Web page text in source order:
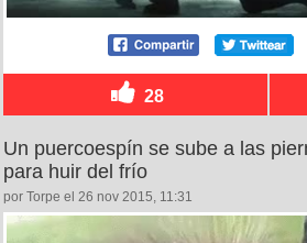
28
Un puercoespín se sube a las
para huir del frío
por Torpe el 26 nov 2015, 11:31